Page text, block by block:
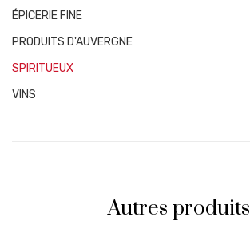
ÉPICERIE FINE
PRODUITS D'AUVERGNE
SPIRITUEUX
VINS
Autres produits